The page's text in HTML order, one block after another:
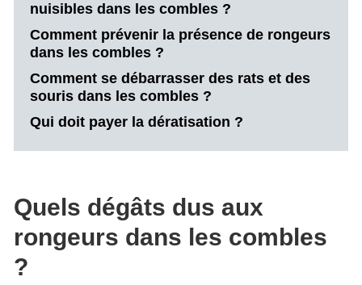
nuisibles dans les combles ?
Comment prévenir la présence de rongeurs
dans les combles ?
Comment se débarrasser des rats et des
souris dans les combles ?
Qui doit payer la dératisation ?
Quels dégâts dus aux
rongeurs dans les combles
?